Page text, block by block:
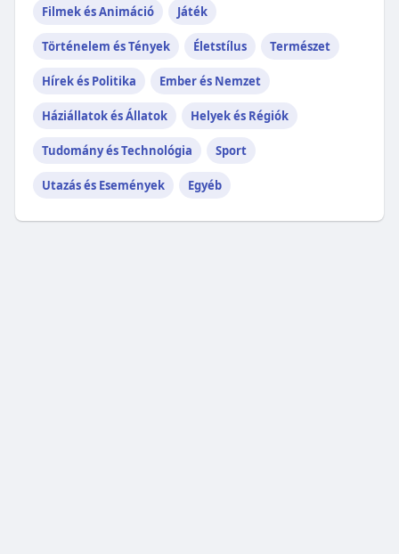
Filmek és Animáció Játék
Történelem és Tények Életstílus Természet
Hírek és Politika Ember és Nemzet
Háziállatok és Állatok Helyek és Régiók
Tudomány és Technológia Sport
Utazás és Események Egyéb